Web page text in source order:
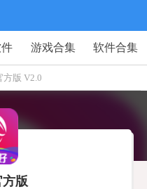
游戏合集 软件合集
方版 V2.0
版